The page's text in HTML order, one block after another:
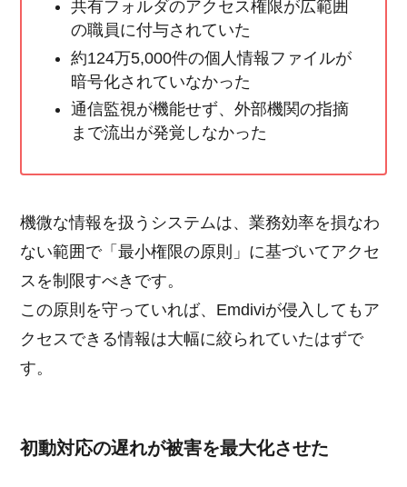
共有フォルダのアクセス権限が広範囲
の職員に付与されていた
約124万5,000件の個人情報ファイルが
暗号化されていなかった
通信監視が機能せず、外部機関の指摘
まで流出が発覚しなかった
機微な情報を扱うシステムは、業務効率を損なわ
ない範囲で「最小権限の原則」に基づいてアクセ
スを制限すべきです。
この原則を守っていれば、Emdiviが侵入してもア
クセスできる情報は大幅に絞られていたはずで
す。
初動対応の遅れが被害を最大化させた